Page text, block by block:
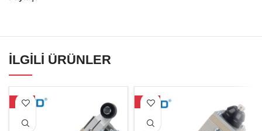
İLGILI ÜRÜNLER
-19% -20%